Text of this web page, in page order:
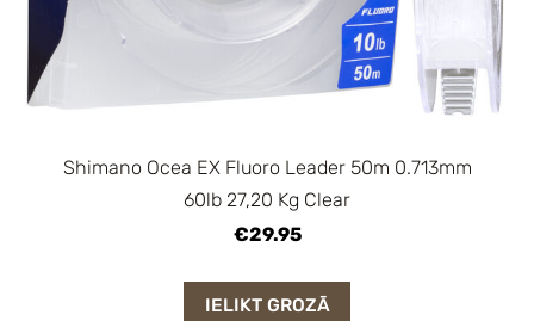
Shimano Ocea EX Fluoro Leader 50m 0.713mm
60lb 27,20 Kg Clear
€29.95
IELIKT GROZĀ